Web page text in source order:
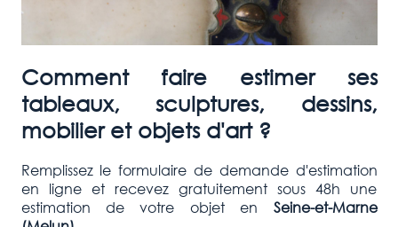
Comment faire estimer ses
tableaux, sculptures, dessins,
mobilier et objets d'art ?
Remplissez le formulaire de demande d'estimation
en ligne et recevez gratuitement sous 48h une
estimation de votre objet en Seine-et-Marne